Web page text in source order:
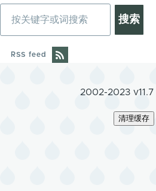
RSS feed
2002-2023